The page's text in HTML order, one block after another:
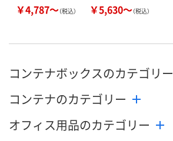
￥4,787～（税込） ￥5,630～（税込）
コンテナボックスのカテゴリー
コンテナのカテゴリー
オフィス用品のカテゴリー